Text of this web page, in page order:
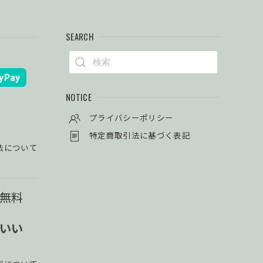
について
料
い
SEARCH
NOTICE
プライバシーポリシー
特定商取引法に基づく表記